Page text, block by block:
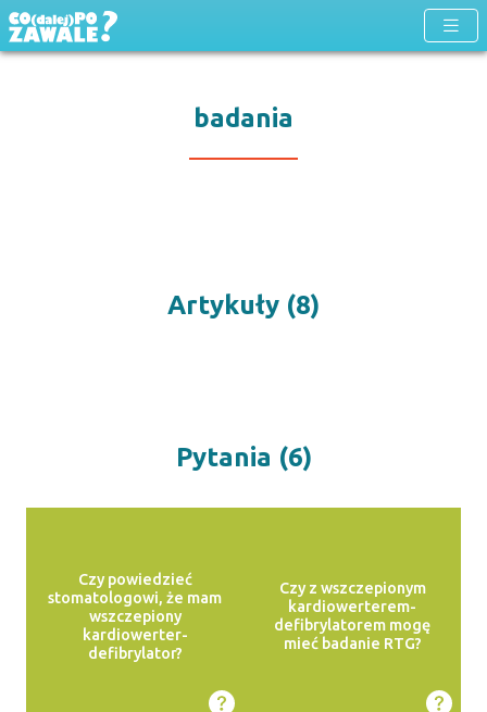
badania
Artykuły (8)
Pytania (6)
Czy powiedzieć
stomatologowi, że mam
wszczepiony
kardiowerter-
defibrylator?
Czy z wszczepionym
kardiowerterem-
defibrylatorem mogę
mieć badanie RTG?